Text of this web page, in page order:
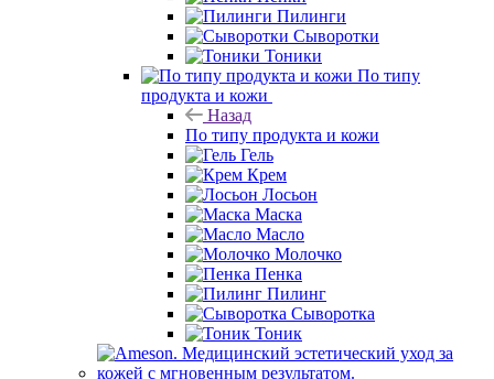
Пилинги
Сыворотки
Тоники
По типу
продукта и кожи
Назад
По типу продукта и кожи
Гель
Крем
Лосьон
Маска
Масло
Молочко
Пенка
Пилинг
Сыворотка
Тоник